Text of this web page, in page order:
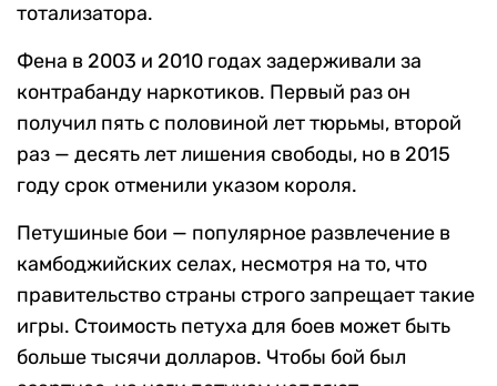
тотализатора.
Фена в 2003 и 2010 годах задерживали за
контрабанду наркотиков. Первый раз он
получил пять с половиной лет тюрьмы, второй
раз — десять лет лишения свободы, но в 2015
году срок отменили указом короля.
Петушиные бои — популярное развлечение в
камбоджийских селах, несмотря на то, что
правительство страны строго запрещает такие
игры. Стоимость петуха для боев может быть
больше тысячи долларов. Чтобы бой был